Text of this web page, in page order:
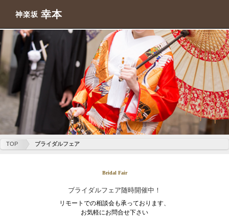
神楽坂 幸本
TOP ブライダルフェア
Bridal Fair
ブライダルフェア随時開催中！
リモートでの相談会も承っております、
お気軽にお問合せ下さい